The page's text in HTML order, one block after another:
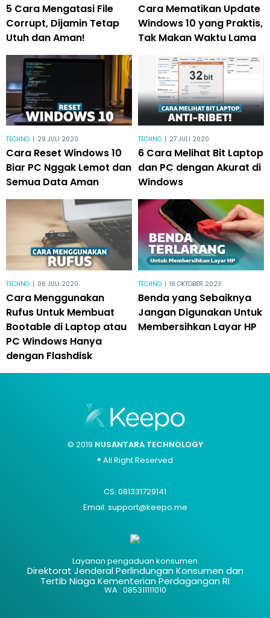
5 Cara Mengatasi File
Corrupt, Dijamin Tetap
Utuh dan Aman!
Cara Mematikan Update
Windows 10 yang Praktis,
Tak Makan Waktu Lama
TECHNO | 29 JULI 2020
Cara Reset Windows 10
Biar PC Nggak Lemot dan
Semua Data Aman
TECHNO | 27 JULI 2020
6 Cara Melihat Bit Laptop
dan PC dengan Akurat di
Windows
TECHNO | 06 JULI 2020
Cara Menggunakan
Rufus Untuk Membuat
Bootable di Laptop atau
PC Windows Hanya
dengan Flashdisk
TECHNO | 16 OKTOBER 2023
Benda yang Sebaiknya
Jangan Digunakan Untuk
Membersihkan Layar HP
© 2019 NUSANTARA TECHNOLOGY
® All Right Reserved
CS: 081331729141
Email: support@keepo.me
Layanan pengaduan konsumen
Direktorat Jenderal Perlindungan Konsumen dan
Tertib Niaga Kementerian Perdagangan RI
WA : 085311111010